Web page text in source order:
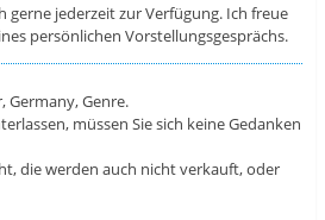
gerne jederzeit zur Verfügung. Ich freue
persönlichen Vorstellungsgesprächs.
Germany, Genre.
müssen Sie sich keine Gedanken
die werden auch nicht verkauft, oder